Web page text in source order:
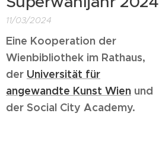
11/03/2024
Eine Kooperation der
Wienbibliothek im Rathaus,
der Universität für
angewandte Kunst Wien und
der Social City Academy.